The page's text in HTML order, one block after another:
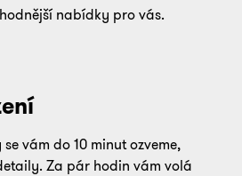
nabídky pro vás.
vám do 10 minut ozveme,
Za pár hodin vám volá